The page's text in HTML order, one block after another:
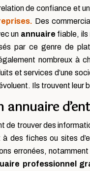
de confiance et
Des
un annuaire fiable, ils
par ce genre de
nombreux à
et services d’une
Ils trouvent leur
de trouver des
des fiches ou sites
erronées,
professionnel